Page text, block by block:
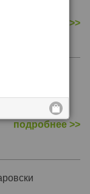
подробнее >>
подробнее >>